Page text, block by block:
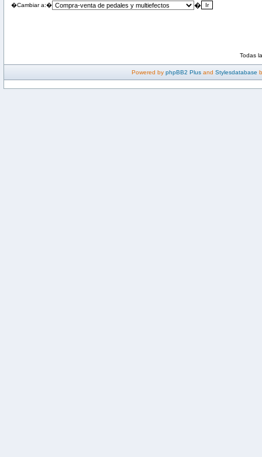
�Cambiar a:� �
Todas
Powered by phpBB2 Plus and Stylesdatabase